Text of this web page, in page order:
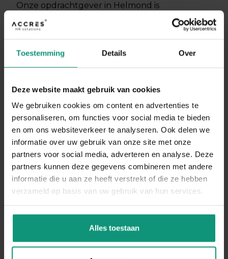
Toestemming Details Over
Deze website maakt gebruik van cookies
We gebruiken cookies om content en advertenties te
personaliseren, om functies voor social media te bieden
en om ons websiteverkeer te analyseren. Ook delen we
informatie over uw gebruik van onze site met onze
partners voor social media, adverteren en analyse. Deze
partners kunnen deze gegevens combineren met andere
informatie die u aan ze heeft verstrekt of die ze hebben
verzameld op basis van uw gebruik van hun services.
Alles toestaan
Onze opdrachtgever in Helmond is
gespecialiseerd in het plaatsen van
met projecten binnen de utiliteitsbouw. Of het
nu gaat om het vervangen van oude kanalen,
reparaties of nieuwbouw, het stabiele team
zorgt voor een leuke werksfeer en een
dynamische omgeving.
DIRECT SOLLICITEREN